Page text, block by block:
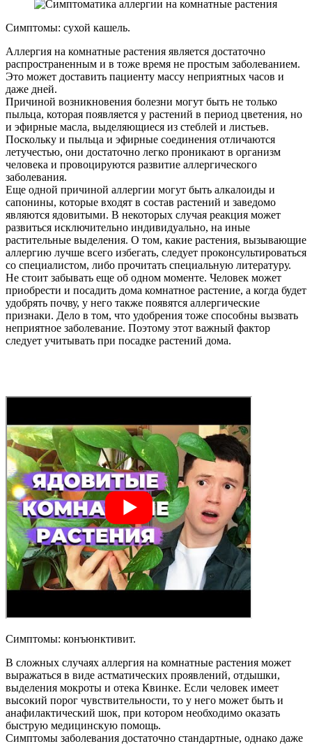
Симптомы: сухой кашель.
Аллергия на комнатные растения является достаточно
распространенным и в тоже время не простым заболеванием.
Это может доставить пациенту массу неприятных часов и
даже дней.
Причиной возникновения болезни могут быть не только
пыльца, которая появляется у растений в период цветения, но
и эфирные масла, выделяющиеся из стеблей и листьев.
Поскольку и пыльца и эфирные соединения отличаются
летучестью, они достаточно легко проникают в организм
человека и провоцируются развитие аллергического
заболевания.
Еще одной причиной аллергии могут быть алкалоиды и
сапонины, которые входят в состав растений и заведомо
являются ядовитыми. В некоторых случая реакция может
развиться исключительно индивидуально, на иные
растительные выделения. О том, какие растения, вызывающие
аллергию лучше всего избегать, следует проконсультироваться
со специалистом, либо прочитать специальную литературу.
Не стоит забывать еще об одном моменте. Человек может
приобрести и посадить дома комнатное растение, а когда будет
удобрять почву, у него также появятся аллергические
признаки. Дело в том, что удобрения тоже способны вызвать
неприятное заболевание. Поэтому этот важный фактор
следует учитывать при посадке растений дома.
Симптомы: конъюнктивит.
В сложных случаях аллергия на комнатные растения может
выражаться в виде астматических проявлений, отдышки,
выделения мокроты и отека Квинке. Если человек имеет
высокий порог чувствительности, то у него может быть и
анафилактический шок, при котором необходимо оказать
быструю медицинскую помощь.
Симптомы заболевания достаточно стандартные, однако даже